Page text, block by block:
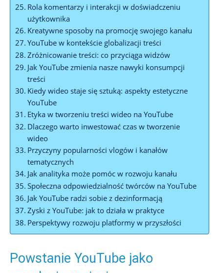
Rola komentarzy i interakcji w doświadczeniu
użytkownika
Kreatywne sposoby na promocję swojego kanału
YouTube w kontekście globalizacji treści
Zróżnicowanie treści: co przyciąga widzów
Jak YouTube zmienia nasze nawyki konsumpcji
treści
Kiedy wideo staje się sztuką: aspekty estetyczne
YouTube
Etyka w tworzeniu treści wideo na YouTube
Dlaczego warto inwestować czas w tworzenie
wideo
Przyczyny popularności vlogów i kanałów
tematycznych
Jak analityka może pomóc w rozwoju kanału
Społeczna odpowiedzialność twórców na YouTube
Jak YouTube radzi sobie z dezinformacją
Zyski z YouTube: jak to działa w praktyce
Perspektywy rozwoju platformy w przyszłości
Powstanie YouTube jako